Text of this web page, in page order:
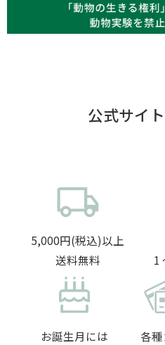
公式サイ
5,000円(税込)以上
送料無料
1
お誕生月には
各